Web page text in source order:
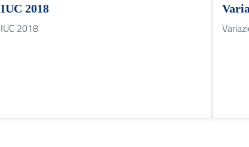
IUC 2018
IUC 2018